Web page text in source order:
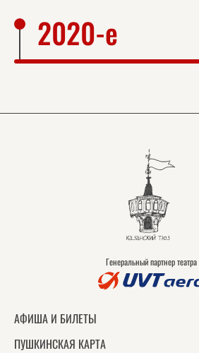
2020-е
Генеральный партнер театра
АФИША И БИЛЕТЫ
ПУШКИНСКАЯ КАРТА